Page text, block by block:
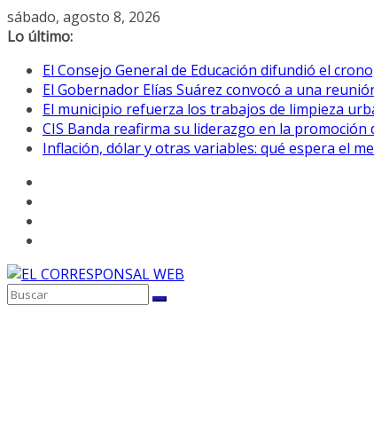
Saltar
al
sábado, agosto 8, 2026
Lo último:
El Consejo General de Educación difundió el
El Gobernador Elías Suárez convocó a una
El municipio refuerza los trabajos de limpieza
CIS Banda reafirma su liderazgo en la
Inflación, dólar y otras variables: qué espera el